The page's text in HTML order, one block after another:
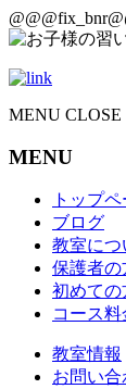
MENU CLOSE
MENU
トップ
ブログ
教室につ
保護者の
初めての
コース料
教室情報
お問い合